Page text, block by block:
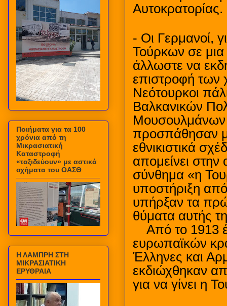
Αυτοκρατορίας.
- Οι Γερμανοί,
Τούρκων σε
άλλωστε να
επιστροφή των
Νεότουρκοι
Βαλκανικών
Μουσουλμάνων
προσπάθησαν
εθνικιστικά
απομείνει
σύνθημα «η
υποστήριξη από
υπήρξαν τα
θύματα αυτής
Από το 1913
ευρωπαϊκών
Έλληνες και
εκδιώχθηκαν
για να γίνει η
Ποιήματα για τα 100
χρόνια από τη
Μικρασιατική
Καταστροφή
«ταξιδεύουν» με αστικά
οχήματα του ΟΑΣΘ
Η ΛΑΜΠΡΗ ΣΤΗ
ΜΙΚΡΑΣΙΑΤΙΚΗ
ΕΡΥΘΡΑΙΑ